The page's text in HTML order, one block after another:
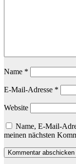
Name *
E-Mail-Adresse *
Website
Name, E-Mail-
meinen nächsten